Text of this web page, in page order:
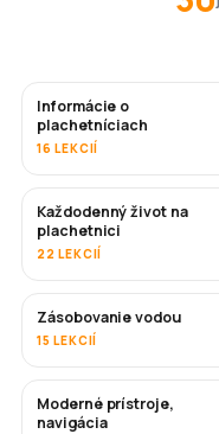
Informácie o
plachetníciach
16 LEKCIÍ
Každodenný život na
plachetnici
22 LEKCIÍ
Zásobovanie vodou
15 LEKCIÍ
Moderné prístroje,
navigácia